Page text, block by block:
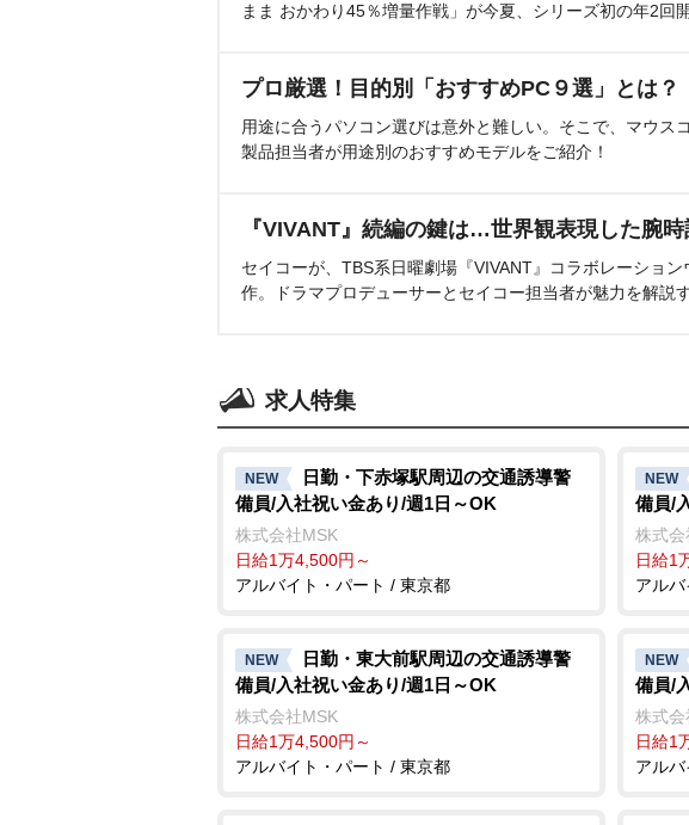
まま おかわり45％増量作戦」が今夏、シリーズ初の年2回
プロ厳選！目的別「おすすめPC９選」とは？
用途に合うパソコン選びは意外と難しい。そこで、マウス
製品担当者が用途別のおすすめモデルをご紹介！
『VIVANT』続編の鍵は…世界観表現した腕
セイコーが、TBS系日曜劇場『VIVANT』コラボレーション
作。ドラマプロデューサーとセイコー担当者が魅力を解説す
求人特集
NEW
日勤・下赤塚駅周辺の交通誘導警
備員/入社祝い金あり/週1日～OK
株式会社MSK
日給1万4,500円～
アルバイト・パート / 東京都
NEW
備員/
株式会
日給1
アル
NEW
日勤・東大前駅周辺の交通誘導警
備員/入社祝い金あり/週1日～OK
株式会社MSK
日給1万4,500円～
アルバイト・パート / 東京都
NEW
備員/
株式会
日給1
アル